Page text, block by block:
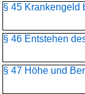
§ 45 Krankengeld
§ 46 Entstehen
§ 47 Höhe und